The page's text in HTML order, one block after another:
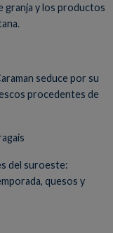
granja y los productos
seduce por su
procedentes de
del suroeste:
quesos y